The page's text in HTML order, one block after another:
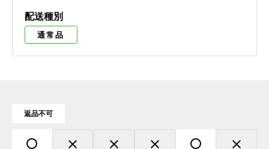
配送種別
通常品
返品不可